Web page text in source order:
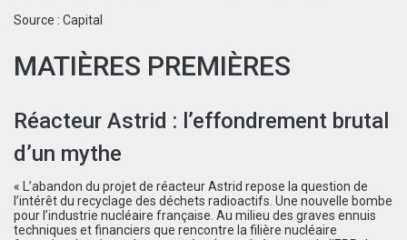
Source : Capital
MATIÈRES PREMIÈRES
Réacteur Astrid : l’effondrement brutal
d’un mythe
« L’abandon du projet de réacteur Astrid repose la question de
l’intérêt du recyclage des déchets radioactifs. Une nouvelle bombe
pour l’industrie nucléaire française. Au milieu des graves ennuis
techniques et financiers que rencontre la filière nucléaire